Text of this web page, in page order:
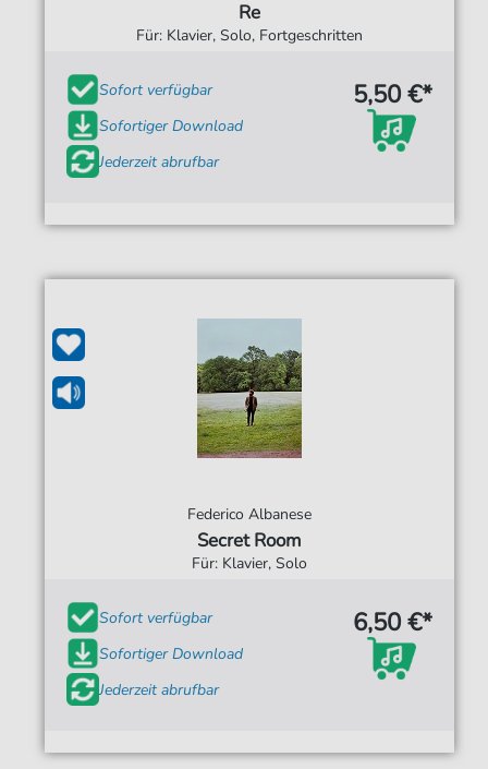
Re
Für: Klavier, Solo, Fortgeschritten
Sofort verfügbar
Sofortiger Download
Jederzeit abrufbar
5,50 €*
Federico Albanese
Secret Room
Für: Klavier, Solo
Sofort verfügbar
Sofortiger Download
Jederzeit abrufbar
6,50 €*